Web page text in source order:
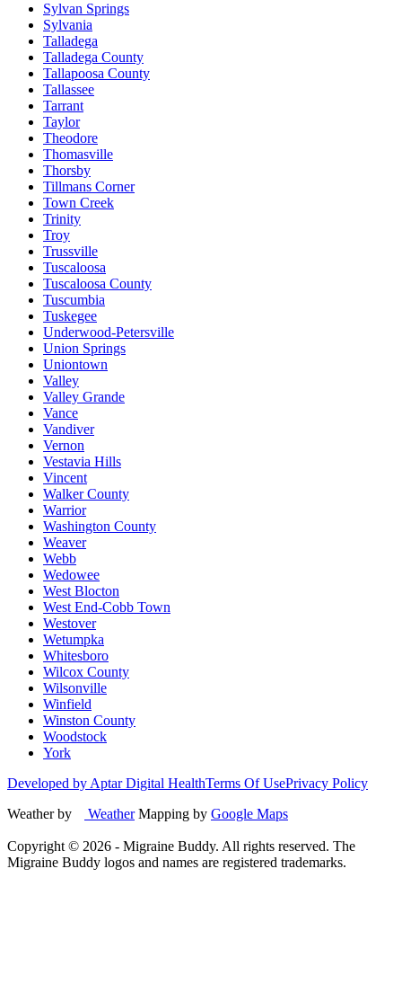
Sylvan Springs
Sylvania
Talladega
Talladega County
Tallapoosa County
Tallassee
Tarrant
Taylor
Theodore
Thomasville
Thorsby
Tillmans Corner
Town Creek
Trinity
Troy
Trussville
Tuscaloosa
Tuscaloosa County
Tuscumbia
Tuskegee
Underwood-Petersville
Union Springs
Uniontown
Valley
Valley Grande
Vance
Vandiver
Vernon
Vestavia Hills
Vincent
Walker County
Warrior
Washington County
Weaver
Webb
Wedowee
West Blocton
West End-Cobb Town
Westover
Wetumpka
Whitesboro
Wilcox County
Wilsonville
Winfield
Winston County
Woodstock
York
Developed by Aptar Digital HealthTerms Of UsePrivacy Policy
Weather by
WeatherMapping by Google Maps
Copyright © 2026 - Migraine Buddy. All rights reserved. The
Migraine Buddy logos and names are registered trademarks.